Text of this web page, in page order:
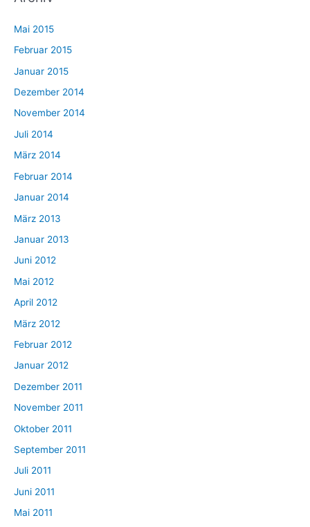
Mai 2015
Februar 2015
Januar 2015
Dezember 2014
November 2014
Juli 2014
März 2014
Februar 2014
Januar 2014
März 2013
Januar 2013
Juni 2012
Mai 2012
April 2012
März 2012
Februar 2012
Januar 2012
Dezember 2011
November 2011
Oktober 2011
September 2011
Juli 2011
Juni 2011
Mai 2011